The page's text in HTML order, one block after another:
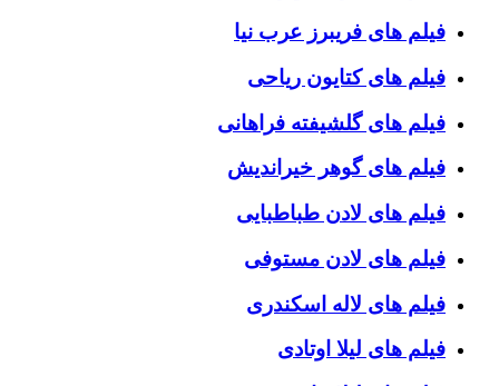
فیلم های فریبرز عرب نیا
فیلم های کتایون ریاحی
فیلم های گلشیفته فراهانی
فیلم های گوهر خیراندیش
فیلم های لادن طباطبایی
فیلم های لادن مستوفی
فیلم های لاله اسکندری
فیلم های لیلا اوتادی